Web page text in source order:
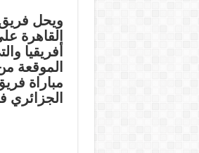
ويحل
القاهرة
أفريقيا
الموقعة
مباراة
الجزائري